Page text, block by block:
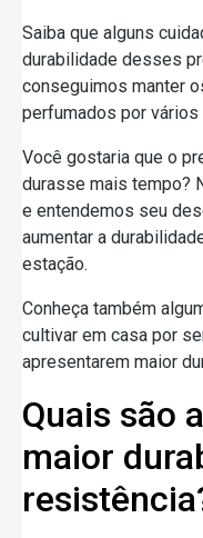
Saiba que alguns
durabilidade desses
conseguimos manter
perfumados por vários
Você gostaria que o
durasse mais tempo?
e entendemos seu
aumentar a
estação.
Conheça também
cultivar em casa por
apresentarem maior
Quais são
maior